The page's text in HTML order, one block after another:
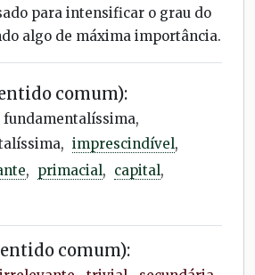
para intensificar o grau do
algo de máxima importância.
comum):
fundamentalíssima,
imprescindível,
, primacial, capital,
comum):